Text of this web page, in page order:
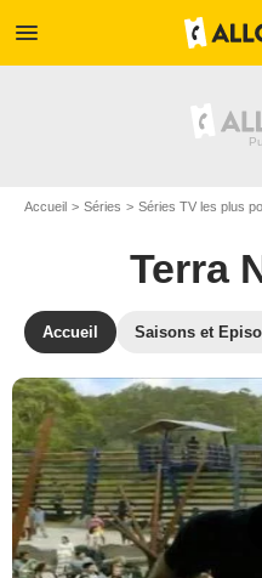
menu
Accueil Séries Séries TV les plus
Terra
Accueil Saisons et